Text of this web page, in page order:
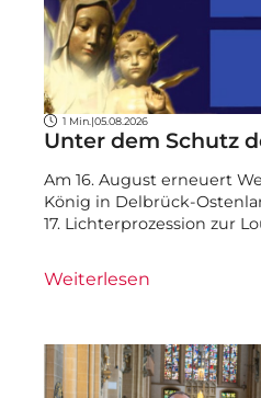
1 Min. |05.08.2026
Unter dem Schutz
Am 16. August erneuert
König in Delbrück-
17. Lichterprozession zur
Weiterlesen